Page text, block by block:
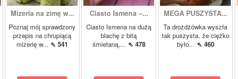
Mizeria na zimę w...
Poznaj mój sprawdzony
przepis na chrupiącą
mizerię w... ⇖ 541
Ciasto Ismena –...
Ciasto Ismena na dużą
blachę z bitą
śmietaną,... ⇖ 478
MEGA PUSZYSTA...
Ta drożdżówka wyszła
tak puszysta, że ciężko
było... ⇖ 460